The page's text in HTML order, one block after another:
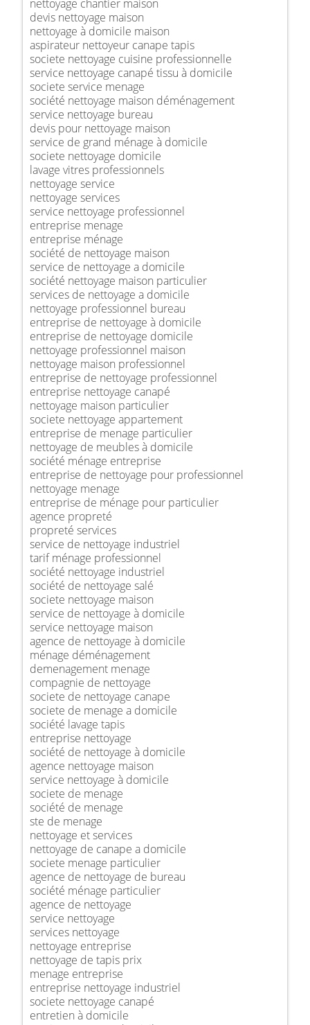
nettoyage chantier maison
devis nettoyage maison
nettoyage à domicile maison
aspirateur nettoyeur canape tapis
societe nettoyage cuisine professionnelle
service nettoyage canapé tissu à domicile
societe service menage
société nettoyage maison déménagement
service nettoyage bureau
devis pour nettoyage maison
service de grand ménage à domicile
societe nettoyage domicile
lavage vitres professionnels
nettoyage service
nettoyage services
service nettoyage professionnel
entreprise menage
entreprise ménage
société de nettoyage maison
service de nettoyage a domicile
société nettoyage maison particulier
services de nettoyage a domicile
nettoyage professionnel bureau
entreprise de nettoyage à domicile
entreprise de nettoyage domicile
nettoyage professionnel maison
nettoyage maison professionnel
entreprise de nettoyage professionnel
entreprise nettoyage canapé
nettoyage maison particulier
societe nettoyage appartement
entreprise de menage particulier
nettoyage de meubles à domicile
société ménage entreprise
entreprise de nettoyage pour professionnel
nettoyage menage
entreprise de ménage pour particulier
agence propreté
propreté services
service de nettoyage industriel
tarif ménage professionnel
société nettoyage industriel
société de nettoyage salé
societe nettoyage maison
service de nettoyage à domicile
service nettoyage maison
agence de nettoyage à domicile
ménage déménagement
demenagement menage
compagnie de nettoyage
societe de nettoyage canape
societe de menage a domicile
société lavage tapis
entreprise nettoyage
société de nettoyage à domicile
agence nettoyage maison
service nettoyage à domicile
societe de menage
société de menage
ste de menage
nettoyage et services
nettoyage de canape a domicile
societe menage particulier
agence de nettoyage de bureau
société ménage particulier
agence de nettoyage
service nettoyage
services nettoyage
nettoyage entreprise
nettoyage de tapis prix
menage entreprise
entreprise nettoyage industriel
societe nettoyage canapé
entretien à domicile